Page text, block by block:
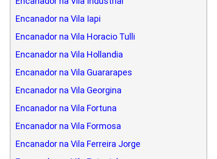
Encanador na Vila Iapi
Encanador na Vila Horacio Tulli
Encanador na Vila Hollandia
Encanador na Vila Guararapes
Encanador na Vila Georgina
Encanador na Vila Fortuna
Encanador na Vila Formosa
Encanador na Vila Ferreira Jorge